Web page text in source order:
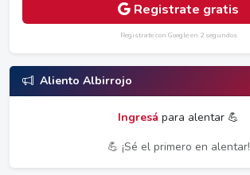
Registrate gratis
Registrate con Google en 2 segundos
Aliento Albirrojo
Ingresá para alentar 💪
💪 ¡Sé el primero en alentar!